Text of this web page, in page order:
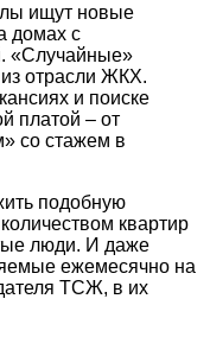
ищут новые
домах с
«Случайные»
отрасли ЖКХ.
и поиске
платой – от
со стажем в
подобную
квартир
люди. И даже
ежемесячно на
ТСЖ, в их